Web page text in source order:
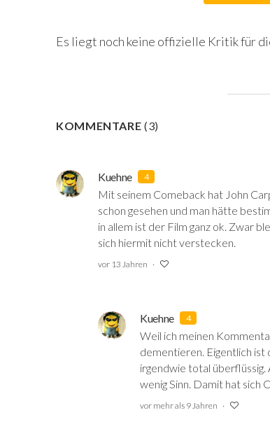
Es liegt noch keine offizielle Kritik für
KOMMENTARE(3)
Kuehne 4
Mit seinem Comeback hat John
schon gesehen und man hätte
in allem ist der Film ganz ok. Zwar
sich hiermit nicht verstecken.
vor 13 Jahren
Kuehne 4
Weil ich meinen
dementieren. Eigentlich ist
irgendwie total überflüssig.
wenig Sinn. Damit hat sich
vor mehr als 9 Jahren